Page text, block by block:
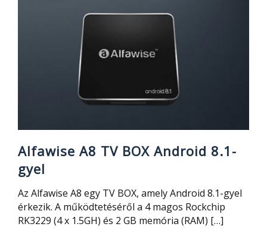
Alfawise A8 TV BOX Android 8.1-
gyel
Az Alfawise A8 egy TV BOX, amely Android 8.1-gyel
érkezik. A működtetéséről a 4 magos Rockchip
RK3229 (4 x 1.5GH) és 2 GB memória (RAM) […]